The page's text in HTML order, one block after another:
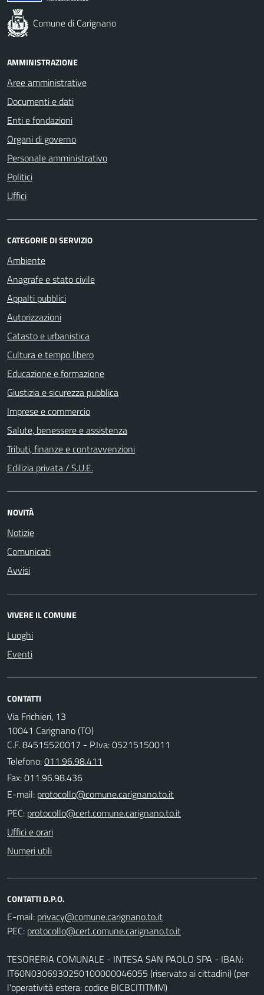
Comune di Carignano
AMMINISTRAZIONE
Aree amministrative
Documenti e dati
Enti e fondazioni
Organi di governo
Personale amministrativo
Politici
Uffici
CATEGORIE DI SERVIZIO
Ambiente
Anagrafe e stato civile
Appalti pubblici
Autorizzazioni
Catasto e urbanistica
Cultura e tempo libero
Educazione e formazione
Giustizia e sicurezza pubblica
Imprese e commercio
Salute, benessere e assistenza
Tributi, finanze e contravvenzioni
Edilizia privata / S.U.E.
NOVITÀ
Notizie
Comunicati
Avvisi
VIVERE IL COMUNE
Luoghi
Eventi
CONTATTI
Via Frichieri, 13
10041 Carignano (TO)
C.F. 84515520017 - P.Iva: 05215150011
Telefono:011.96.98.411
Fax: 011.96.98.436
E-mail:
PEC:
Uffici e orari
Numeri utili
CONTATTI D.P.O.
E-mail:
PEC:
TESORERIA COMUNALE - INTESA SAN PAOLO SPA - IBAN:
IT60N0306930250100000046055 (riservato ai cittadini) (per
l'operatività estera: codice BICBCITITMM)